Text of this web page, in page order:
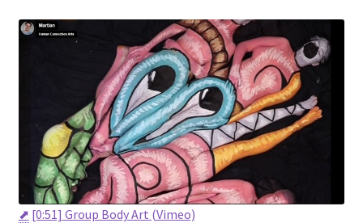
⬈ [0:51] Group Body Art (Vimeo)